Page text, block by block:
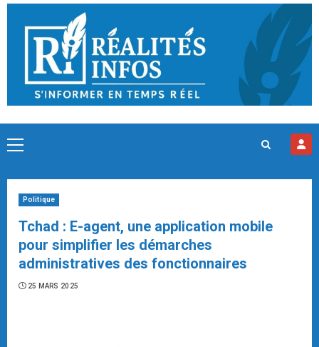
Skip
content
Primary
Politique
Tchad : E-agent, une application mobile
pour simplifier les démarches
administratives des fonctionnaires
25 MARS 2025